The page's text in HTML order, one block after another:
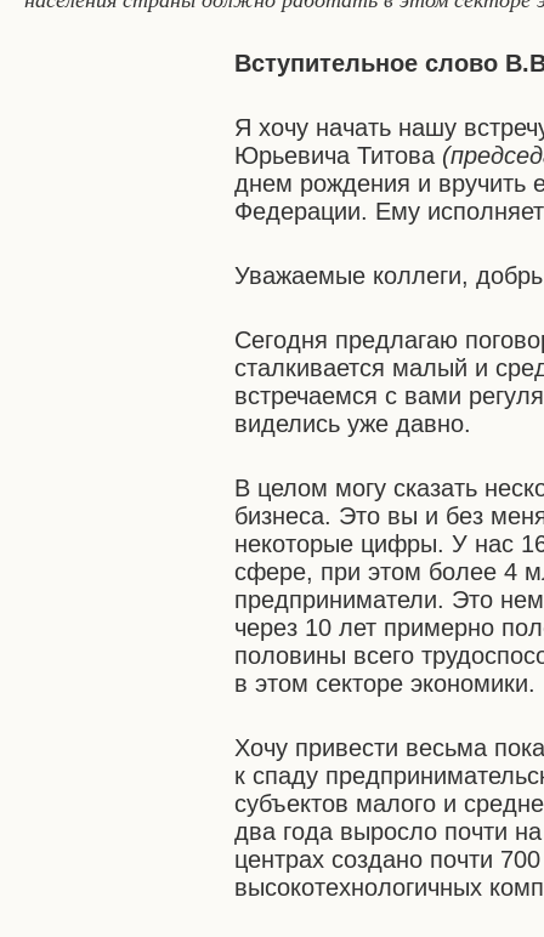
Вступительное слово
Я хочу начать нашу
Юрьевича Титова
днем рождения и вручить
Федерации. Ему
Уважаемые коллеги,
Сегодня предлагаю
сталкивается малый и
встречаемся с вами
виделись уже давно.
В целом могу сказать
бизнеса. Это вы и без
некоторые цифры. У нас
сфере, при этом более 4
предприниматели. Это
через 10 лет примерно
половины всего
в этом секторе
Хочу привести весьма
к спаду
субъектов малого и
два года выросло почти
центрах создано почти
высокотехнологичных